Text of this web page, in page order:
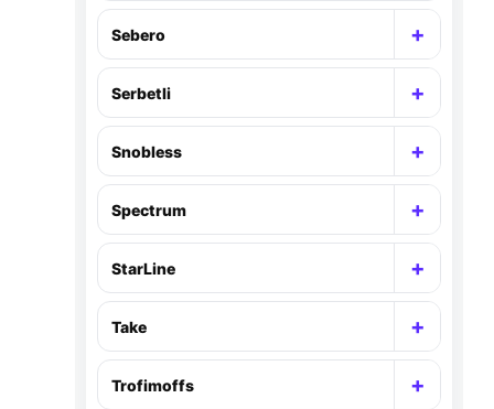
Sebero +
Serbetli +
Snobless +
Spectrum +
StarLine +
Take +
Trofimoffs +